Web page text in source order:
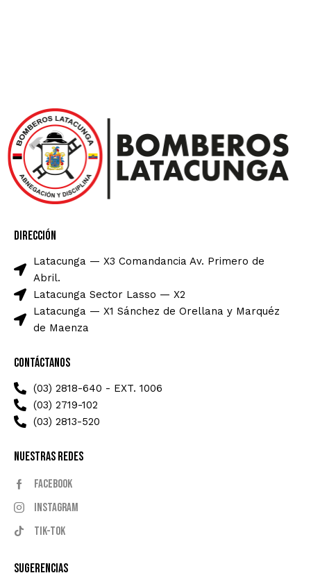
Dirección
Latacunga — X3 Comandancia Av. Primero de
Abril.
Latacunga Sector Lasso — X2
Latacunga — X1 Sánchez de Orellana y Marquéz
de Maenza
Contáctanos
(03) 2818-640 - EXT. 1006
(03) 2719-102
(03) 2813-520
Nuestras Redes
Facebook
Instagram
Tik-tok
Sugerencias